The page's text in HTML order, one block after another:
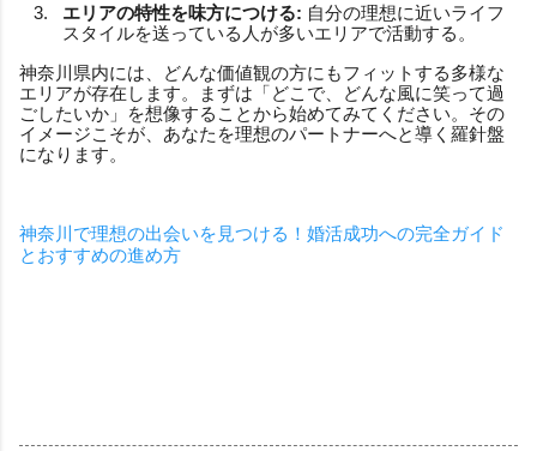
エリアの特性を味方につける: 自分の理想に近いライフ
スタイルを送っている人が多いエリアで活動する。
神奈川県内には、どんな価値観の方にもフィットする多様な
エリアが存在します。まずは「どこで、どんな風に笑って過
ごしたいか」を想像することから始めてみてください。その
イメージこそが、あなたを理想のパートナーへと導く羅針盤
になります。
神奈川で理想の出会いを見つける！婚活成功への完全ガイド
とおすすめの進め方